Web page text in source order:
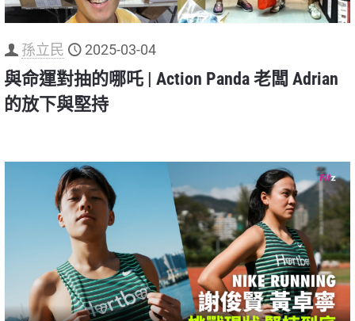
孫立民 2025-03-04
與命運對抽的哪吒 | Action Panda 老闆 Adrian
的放下與堅持